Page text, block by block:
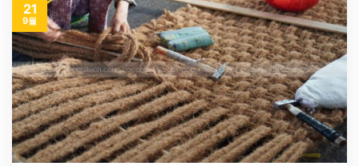
21
9월